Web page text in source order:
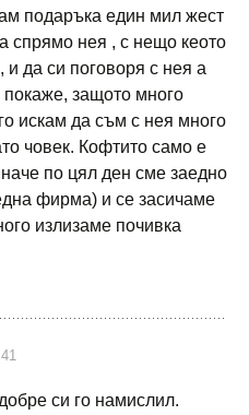
подаръка един мил жест
спрямо нея , с нещо кеото
и да си поговоря с нея а
покаже, защото много
искам да съм с нея много
човек. Кофтито само е
по цял ден сме заедно
фирма) и се засичаме
излизаме почивка
си го намислил.